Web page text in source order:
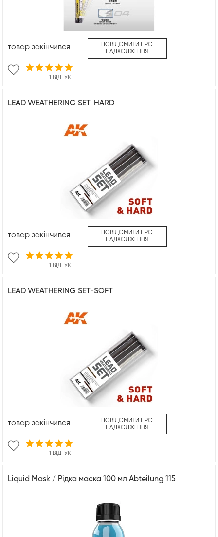
1 ВІДГУК
товар закінчився
ПОВІДОМИТИ ПРО
НАДХОДЖЕННЯ
LEAD WEATHERING SET-HARD
1 ВІДГУК
товар закінчився
ПОВІДОМИТИ ПРО
НАДХОДЖЕННЯ
LEAD WEATHERING SET-SOFT
1 ВІДГУК
товар закінчився
ПОВІДОМИТИ ПРО
НАДХОДЖЕННЯ
Liquid Mask / Рідка маска 100 мл Abteilung 115